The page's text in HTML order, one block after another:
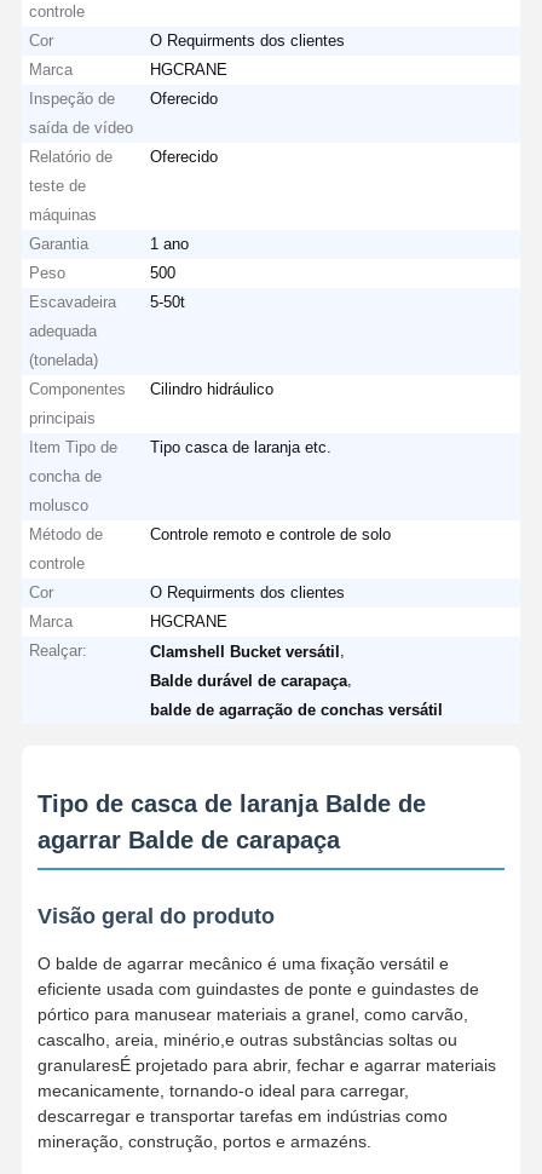
Controle De
Fale
Notícias
Rodas de guindastes
Cilindro de corda do fio
Gancho de guindaste
Carro de Extremidade
controle
Cor
O Requirments dos clientes
Marca
HGCRANE
Inspeção de
saída de vídeo
Oferecido
Relatório de
teste de
máquinas
Oferecido
Garantia
1 ano
Peso
500
Escavadeira
adequada
(tonelada)
5-50t
Componentes
principais
Cilindro hidráulico
Item Tipo de
concha de
molusco
Tipo casca de laranja etc.
Método de
controle
Controle remoto e controle de solo
Cor
O Requirments dos clientes
Marca
HGCRANE
Realçar:
Clamshell Bucket versátil
Balde durável de carapaça
balde de agarração de conchas versátil
Tipo de casca de laranja Balde de
agarrar Balde de carapaça
Visão geral do produto
O balde de agarrar mecânico é uma fixação versátil e
eficiente usada com guindastes de ponte e guindastes de
pórtico para manusear materiais a granel, como carvão,
cascalho, areia, minério,e outras substâncias soltas ou
granularesÉ projetado para abrir, fechar e agarrar materiais
mecanicamente, tornando-o ideal para carregar,
descarregar e transportar tarefas em indústrias como
mineração, construção, portos e armazéns.